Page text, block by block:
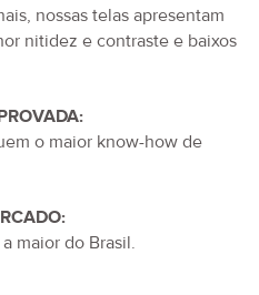
nossas telas apresentam
nitidez e contraste e baixos
o maior know-how de
a maior do Brasil.